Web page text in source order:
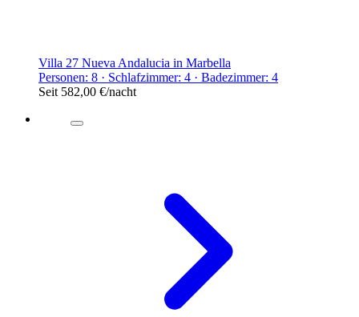
Villa 27 Nueva Andalucia in Marbella
Personen: 8 · Schlafzimmer: 4 · Badezimmer: 4
Seit 582,00 €/nacht